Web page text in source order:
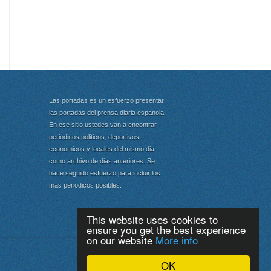
OK
This website uses cookies to
ensure you get the best experience
on our website More info
Las portadas es un esfuerzo presentar
las portadas del prensa diaria espanola.
En ese sitio ustedes van a encontrar
periodicos politicos, deportivos,
economicos y locales del mismo dia
como archivo de dias anteriores. Se
hace seguido esfuerzo para incluir los
mas periodicos posibles.